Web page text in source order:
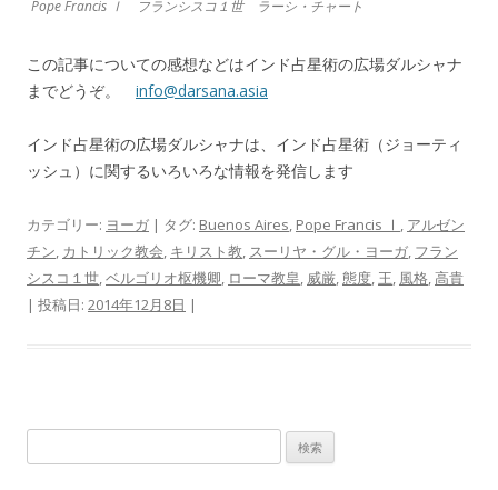
Pope Francis Ⅰ フランシスコ１世 ラーシ・チャート
この記事についての感想などはインド占星術の広場ダルシャナ
までどうぞ。 info@darsana.asia
インド占星術の広場ダルシャナは、インド占星術（ジョーティ
ッシュ）に関するいろいろな情報を発信します
カテゴリー: ヨーガ | タグ: Buenos Aires, Pope Francis Ⅰ , アルゼン
チン, カトリック教会, キリスト教, スーリヤ・グル・ヨーガ, フラン
シスコ１世,ベルゴリオ枢機卿, ローマ教皇, 威厳,態度, 王, 風格,高貴
| 投稿日: 2014年12月8日 |